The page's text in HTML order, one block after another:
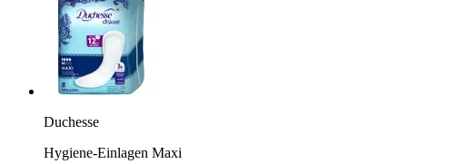
Duchesse
Hygiene-Einlagen Maxi